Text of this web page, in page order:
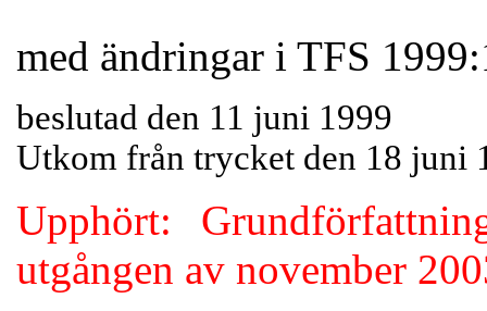
med ändringar i TFS
beslutad den 11 juni 1999
Utkom från trycket den 18 juni
Upphört:
utgången av november